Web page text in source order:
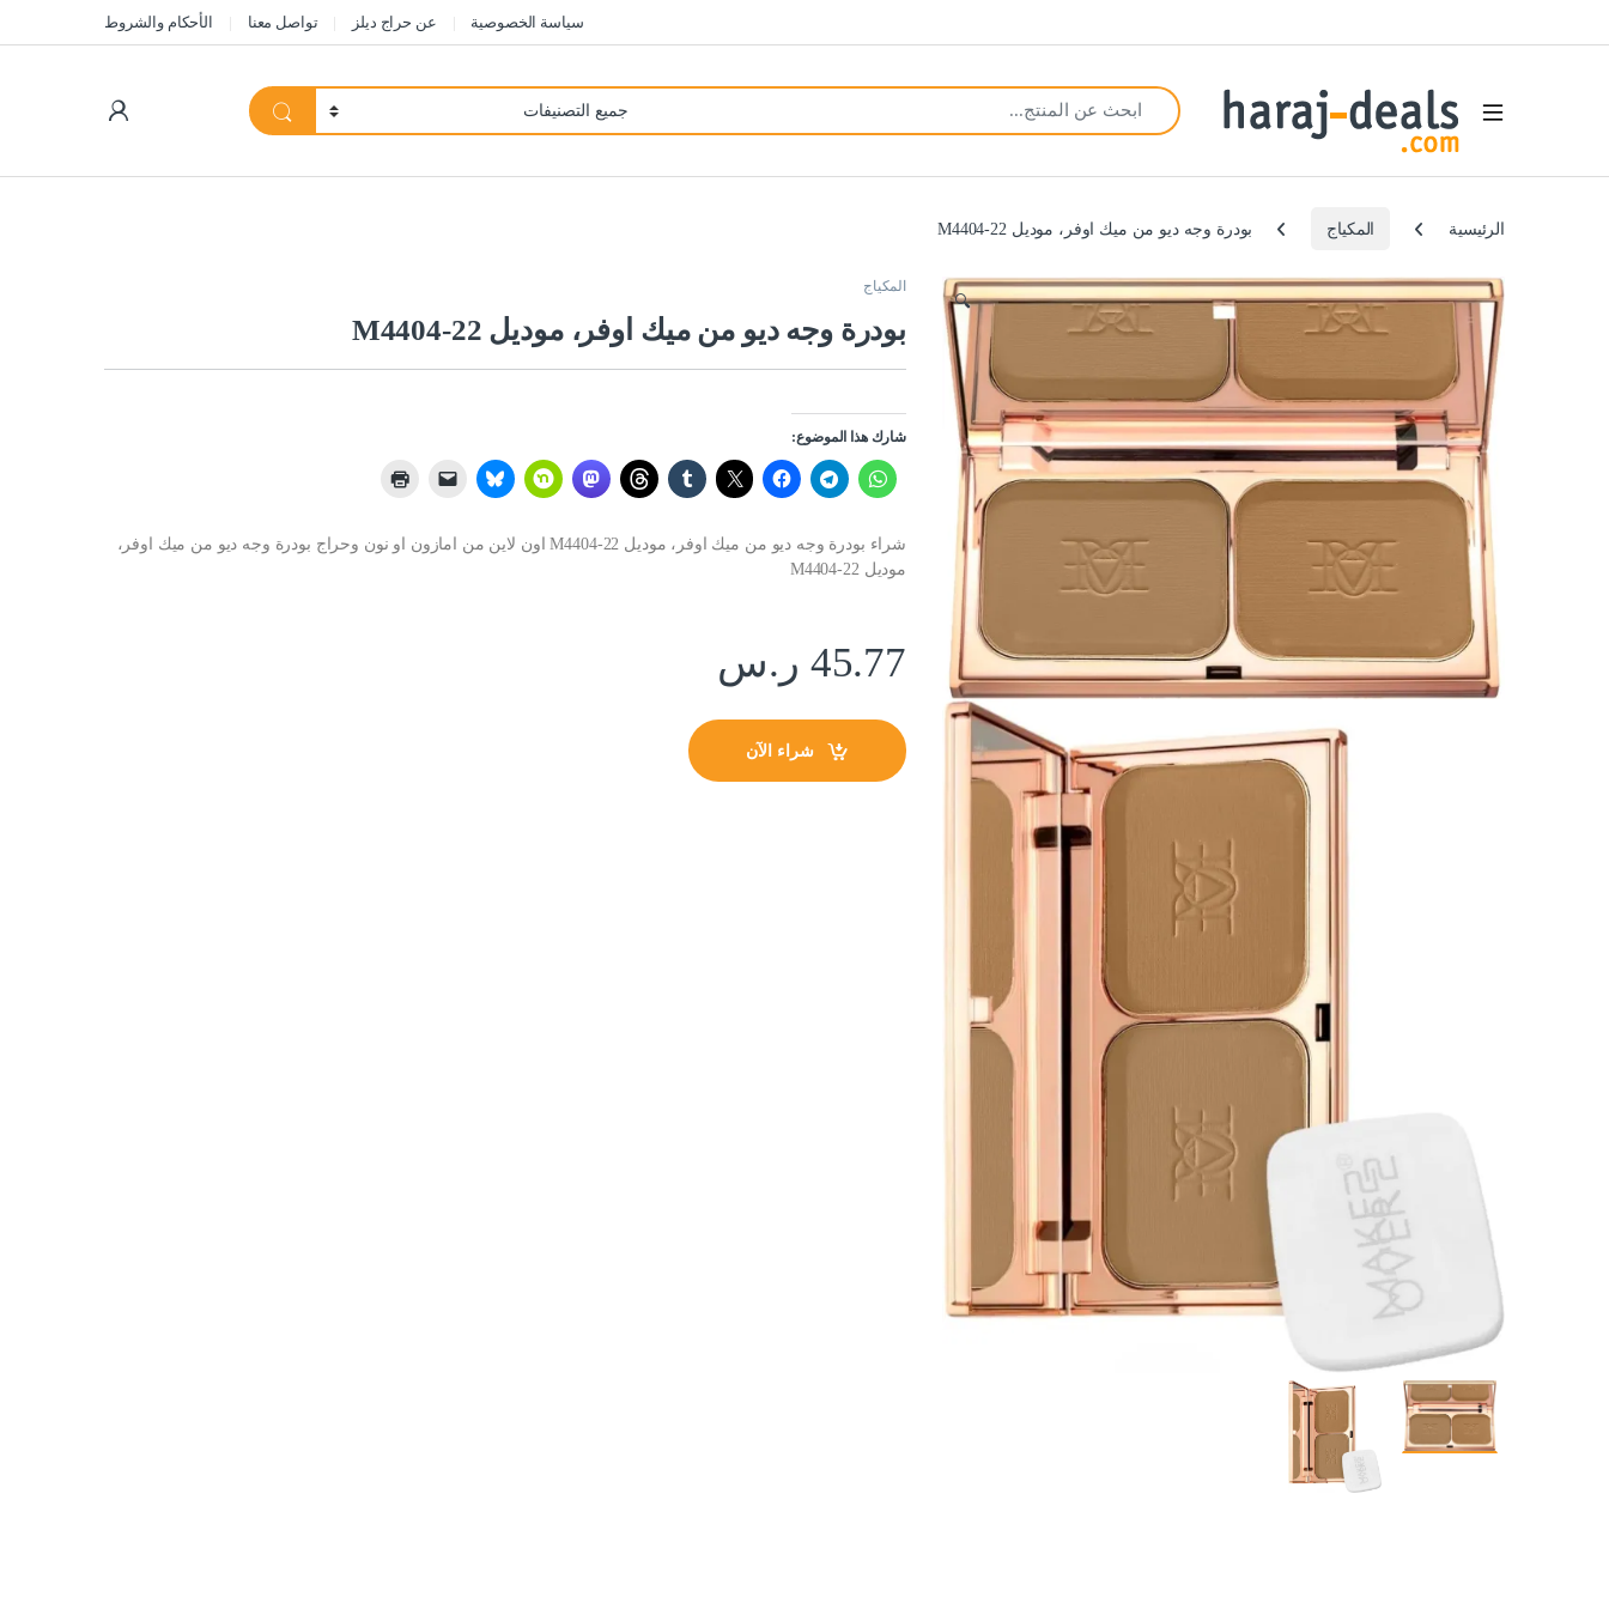
سياسة الخصوصية عن حراج ديلز تواصل معنا الأحكام والشروط
Open
Search for:
الرئيسية المكياج بودرة وجه ديو من ميك اوفر، موديل 22-M4404
🔍
المكياج
بودرة وجه ديو من ميك اوفر، موديل 22-M4404
شارك هذا الموضوع:
شراء بودرة وجه ديو من ميك اوفر، موديل 22-M4404 اون لاين من امازون او نون وحراج بودرة وجه ديو من ميك اوفر،
موديل 22-M4404
45.77 ر.س
شراء الآن